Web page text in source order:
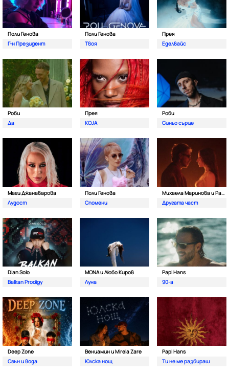
Поли Генова
Г-н Президент
Поли Генова
Твоя
Прея
Еделвайс
Роби
Да
Прея
KOJA
Роби
Синьо сърце
Маги Джанаварова
Лудост
Поли Генова
Спомени
Михаела Маринова и Pavell
Другата част
Dian Solo
Balkan Prodigy
MONA и Любо Киров
Луна
Papi Hans
90-а
Deep Zone
Oгън и вода
Вениамин и Mirela Zare
Юлска нощ
Papi Hans
Ти не ме разбираш